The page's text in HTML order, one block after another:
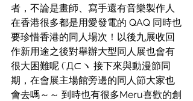
者，不論是畫師、寫手還有音樂製作人
在香港很多都是用愛發電的 QAQ 同時也
要珍惜香港的同人場次！以後九展收回
作新用途之後對舉辦大型同人展也會有
很大困難呢 (´Д⊂ヽ 接下來與動漫節同
期，在會展主場館旁邊的同人節大家也
會去嗎～～ 到時也有很多Meru喜歡的創